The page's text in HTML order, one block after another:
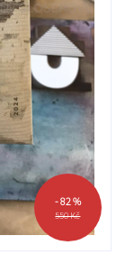
550 Kč
- 82 %